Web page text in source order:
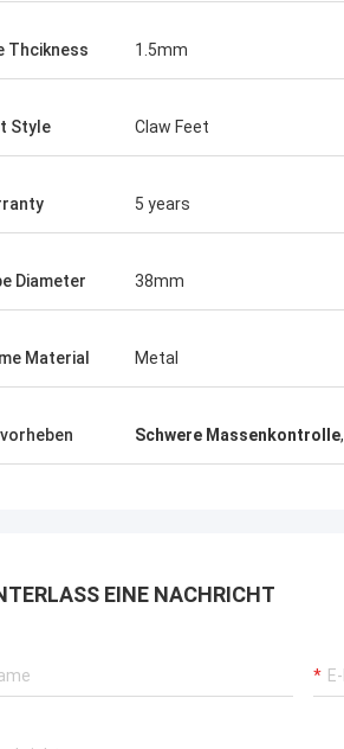
und ich bin auch mit
Thcikness 1.5mm
Style Claw Feet
5 years
Diameter 38mm
Material Metal
Schwere Massenkontrolle,
EINE NACHRICHT